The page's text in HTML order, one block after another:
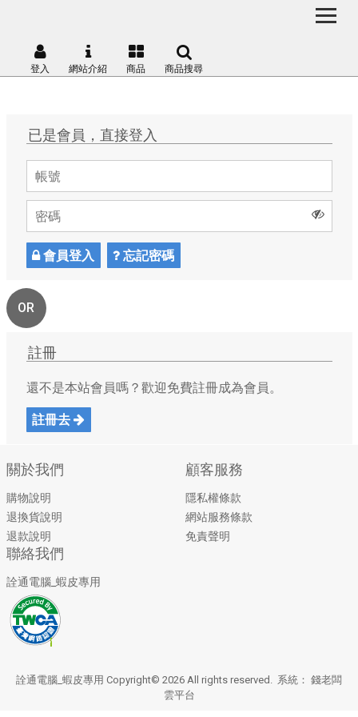
登入 網站介紹 商品 商品搜尋
已是會員，直接登入
會員登入 忘記密碼
OR
註冊
還不是本站會員嗎？歡迎免費註冊成為會員。
註冊去
關於我們
購物說明
退換貨說明
退款說明
顧客服務
隱私權條款
網站服務條款
免責聲明
聯絡我們
詮通電腦_蝦皮專用
詮通電腦_蝦皮專用 Copyright© 2026 All rights reserved. 系統： 錢老闆
雲平台